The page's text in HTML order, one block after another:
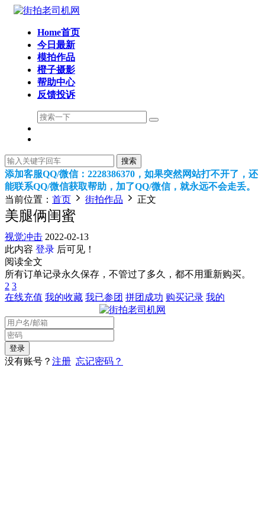
Home首页
今日最新
模拍作品
橙子摄影
帮助中心
反馈投诉
搜索
添加客服QQ/微信：2228386370，如果突然网站打不开了，还
能联系QQ/微信获取帮助，加了QQ/微信，就永远不会走丢。
当前位置： 首页 街拍作品 正文
美腿俩闺蜜
视觉冲击 2022-02-13
此内容 登录 后可见！
阅读全文
所有订单记录永久保存，不管过了多久，都不用重新购买。
2 3
在线充值 我的收藏 我已参团 拼团成功 购买记录 我的
没有账号？ 注册 忘记密码？